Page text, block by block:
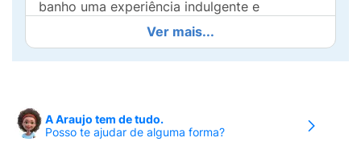
banho uma experiência indulgente e
relaxante. Ideal para todos os tipos de pele, o
Sabonete Palmolive é especialmente
formulado para hidratar e manter a
O tamanho família é perfeito para toda a
Ver mais...
A Araujo tem de tudo.
Posso te ajudar de alguma forma?